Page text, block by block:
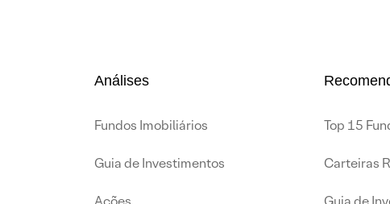
Análises
Fundos Imobiliários
Guia de Investimentos
Top 15
Carteiras